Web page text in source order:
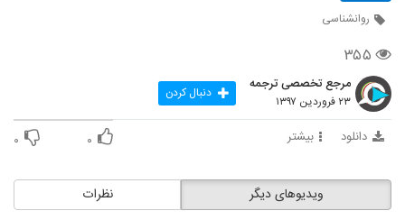
روانشناسی
۳۵۵
مرجع تخصصی ترجمه
۲۳ فروردین ۱۳۹۷ دنبال کردن
دانلود بیشتر ۰ ۰
نظرات ویدیوهای دیگر